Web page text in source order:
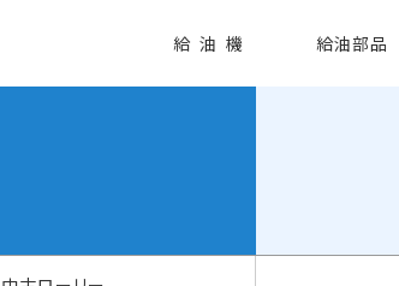
給油機 給油部品